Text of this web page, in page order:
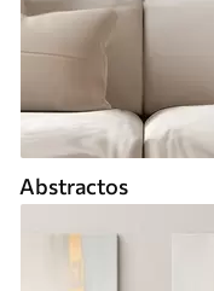
Abstractos